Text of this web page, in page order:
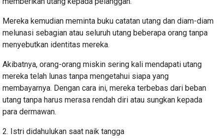
Mereka kemudian meminta buku catatan utang dan diam-diam
melunasi sebagian atau seluruh utang beberapa orang tanpa
menyebutkan identitas mereka.
Akibatnya, orang-orang miskin sering kali mendapati utang
mereka telah lunas tanpa mengetahui siapa yang
membayarnya. Dengan cara ini, mereka terbebas dari beban
utang tanpa harus merasa rendah diri atau sungkan kepada
para dermawan.
2. Istri didahulukan saat naik tangga